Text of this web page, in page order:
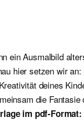
ein Ausmalbild
hier setzen wir
deines
die Fantasie
im pdf-Format: